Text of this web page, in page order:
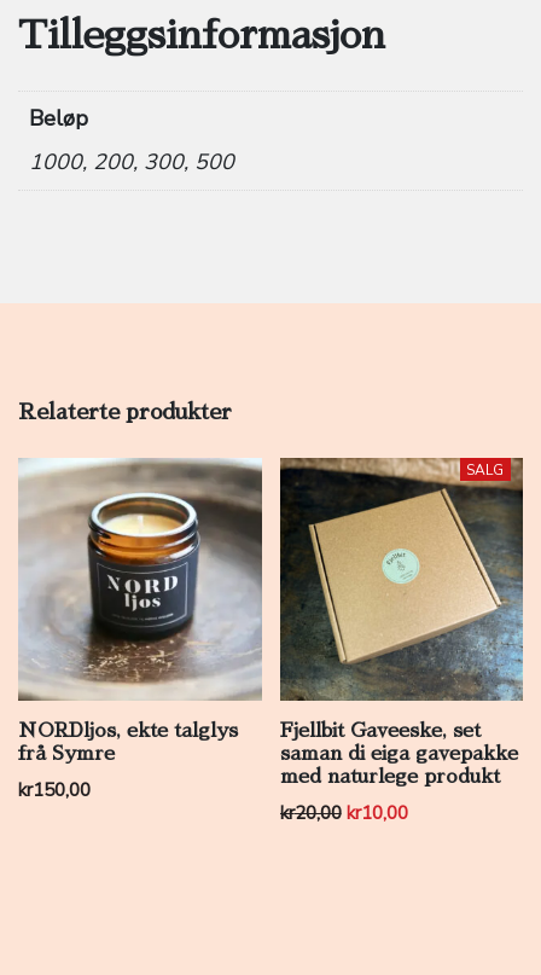
Tilleggsinformasjon
Beløp
1000, 200, 300, 500
Relaterte produkter
NORDljos, ekte talglys
frå Symre
kr150,00
SALG
Fjellbit Gaveeske, set
saman di eiga gavepakke
med naturlege produkt
kr20,00 Opprinnelig pris var:
kr10,00Nåværende pris